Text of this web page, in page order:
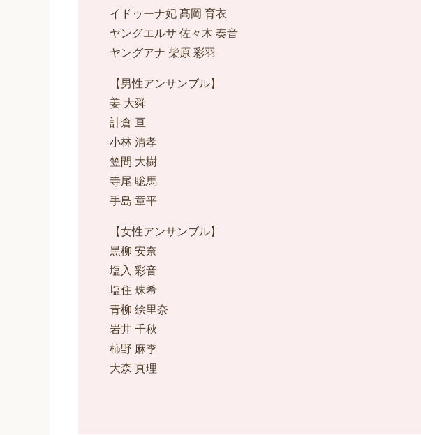
イドゥーナ妃 髙岡 育衣
ヤングエルサ 佐々木 奏音
ヤングアナ 柴原 彩羽
【男性アンサンブル】
姜 大舜
計倉 亘
小林 清孝
笠間 大樹
寺尾 聡馬
手島 章平
【女性アンサンブル】
黒柳 安奈
塩入 彩音
塩住 珠希
青柳 絵里奈
岩井 千秋
柿野 麻季
大森 真理